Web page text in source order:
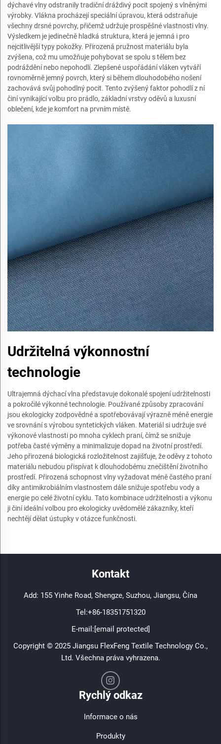
dýchavé vlny odstranily tradiční dráždivý pocit spojený s vlněnými
výrobky. Vlákna procházejí speciální úpravou, která odstraňuje
všechny drsné povrchy, přičemž udržuje prospěšné vlastnosti vlny.
Výsledkem je jedinečně hladká struktura, která je jemná i pro
nejcitlivější typy pokožky. Přirozená pružnost materiálu byla
zvýšena, což mu umožňuje pohybovat se spolu s tělem bez
podráždění nebo nepohodlí. Zlepšené uspořádání vláken vytváří
rovnoměrně jemný povrch, který si během dlouhodobého nošení
zachovává svůj pohodlný pocit. Tento zvýšený faktor pohodlí z ní
činí vynikající volbu pro prádlo, základní vrstvy oděvů a luxusní
oblečení, kde je komfort na prvním místě.
Udržitelná výkonnostní
technologie
Ultrajemná dýchací vlna představuje dokonalé spojení udržitelnosti
a pokročilé výkonné technologie. Používané způsoby zpracování
jsou ekologicky zodpovědné a spotřebovávají výrazně méně energie
ve srovnání s výrobou syntetických vláken. Materiál si udržuje své
výkonové vlastnosti po mnoha cyklech praní, čímž se snižuje
potřeba časté výměny a minimalizuje dopad na životní prostředí.
Jeho přirozená biologická rozložitelnost zajišťuje, že oděvy z tohoto
materiálu nebudou přispívat k dlouhodobému znečištění životního
prostředí. Přirozená schopnost vlny vyžadovat méně častého praní
díky antimikrobiálním vlastnostem dále snižuje spotřebu vody a
energie po celé životní cyklu. Tato kombinace udržitelnosti a výkonu
ji činí ideální volbou pro ekologicky uvědomělé zákazníky, kteří
nechtějí dělat ústupky v otázce funkčnosti.
Kontakt
Add: 155 Yinhe Road, Shengze, Suzhou, Jiangsu, Čína
Tel:+86-18351751320
E-mail:[email protected]
Copyright © 2025 Jiangsu FlexFeng Textile Technology Co.,
Ltd. Všechna práva vyhrazena.
Rychlý odkaz
Informace o nás
Produkty